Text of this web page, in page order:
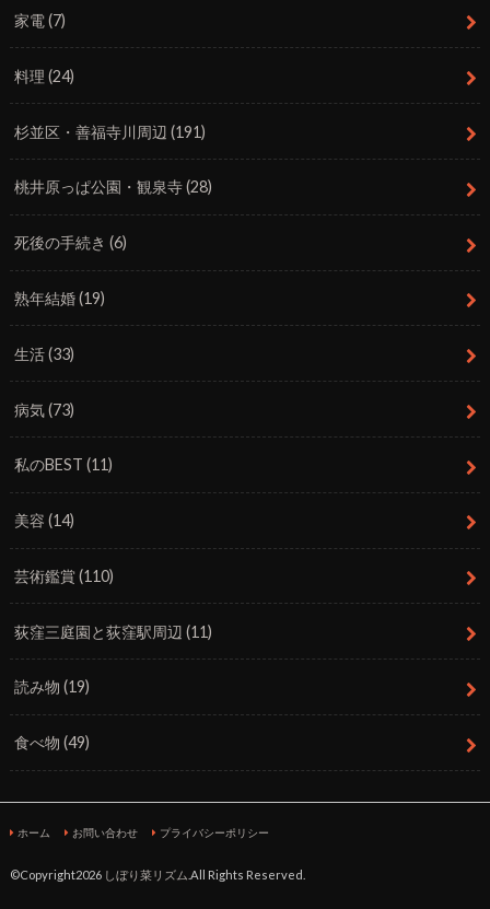
家電(7)
料理(24)
杉並区・善福寺川周辺(191)
桃井原っぱ公園・観泉寺(28)
死後の手続き(6)
熟年結婚(19)
生活(33)
病気(73)
私のBEST(11)
美容(14)
芸術鑑賞(110)
荻窪三庭園と荻窪駅周辺(11)
読み物(19)
食べ物(49)
ホーム お問い合わせ プライバシーポリシー
©Copyright2026 しぼり菜リズム .All Rights Reserved.